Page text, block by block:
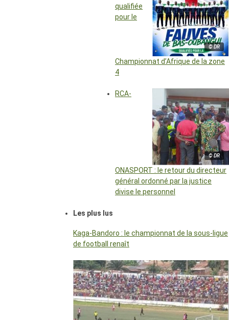
© DR
qualifiée
pour le
Championnat d’Afrique de la zone
4
© DR
RCA-
ONASPORT : le retour du directeur
général ordonné par la justice
divise le personnel
Les plus lus
Kaga-Bandoro : le championnat de la sous-ligue
de football renaît